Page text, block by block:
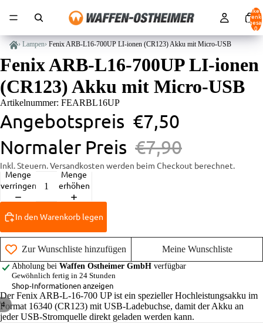
0
› Lampen› Fenix ARB-L16-700UP LI-ionen (CR123) Akku mit Micro-USB
4
Fenix ARB-L16-700UP LI-ionen
(CR123) Akku mit Micro-USB
Artikelnummer: FEARBL16UP
Angebotspreis €7,50
Normaler Preis €7,90
Inkl. Steuern. Versandkosten werden beim Checkout berechnet.
Menge
verringern
Menge
erhöhen
In den Warenkorb legen
Zur Wunschliste hinzufügen Meine Wunschliste
Abholung bei Waffen Ostheimer GmbH verfügbar
Gewöhnlich fertig in 24 Stunden
Shop-Informationen anzeigen
Der Fenix ARB-L-16-700 UP ist ein spezieller Hochleistungsakku im
Format 16340 (CR123) mit USB-Ladebuchse, damit der Akku an
jeder USB-Stromquelle direkt geladen werden kann.